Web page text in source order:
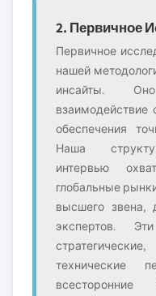
2. Первичное
Первичное
нашей
инсайты.
взаимодействие
обеспечения
Наша
интервью
глобальные
высшего звена,
экспертов.
технические